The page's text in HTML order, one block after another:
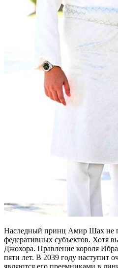
Наследный принц Амир Шах не
федеративных субъектов. Хотя
Джохора. Правление короля
пяти лет. В 2039 году наступит
являются его преемниками в